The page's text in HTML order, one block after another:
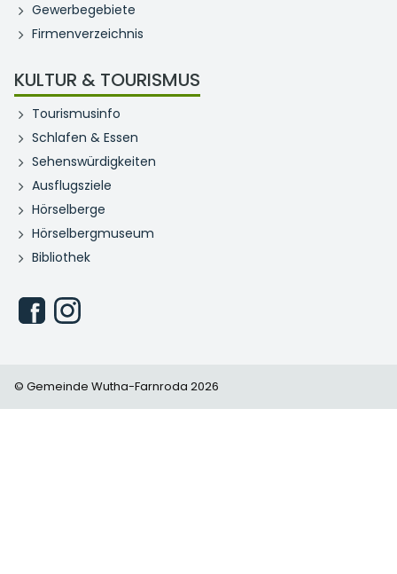
Gewerbegebiete
Firmenverzeichnis
KULTUR & TOURISMUS
Tourismusinfo
Schlafen & Essen
Sehenswürdigkeiten
Ausflugsziele
Hörselberge
Hörselbergmuseum
Bibliothek
© Gemeinde Wutha-Farnroda 2026